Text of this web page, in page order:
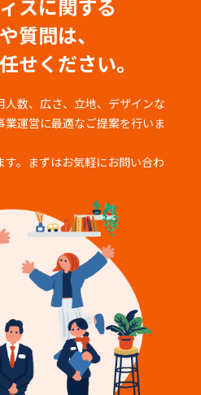
スに関する
質問は、
せください。
人数、広さ、立地、デザインな
業運営に最適なご提案を行いま
。まずはお気軽にお問い合わ